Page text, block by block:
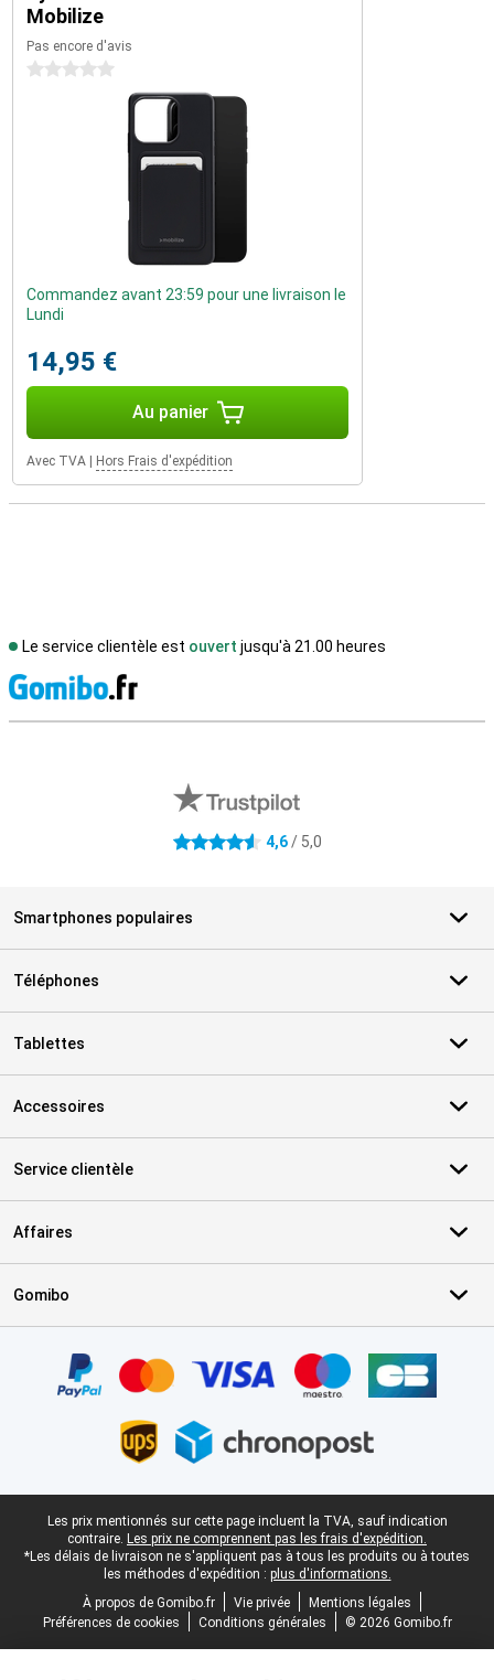
Mobilize
Pas encore d'avis
0 étoiles
Commandez avant 23:59 pour une livraison le
Lundi
14,95 €
Au panier
Avec TVA Hors Frais d'expédition
Le service clientèle est ouvert jusqu'à 21.00 heures
4.6 étoiles 4,6/ 5,0
Smartphones populaires
Téléphones
Tablettes
Accessoires
Service clientèle
Affaires
Gomibo
Pied-de-page légal
Les prix mentionnés sur cette page incluent la TVA, sauf indication
contraire. Les prix ne comprennent pas les frais d'expédition.
*Les délais de livraison ne s'appliquent pas à tous les produits ou à toutes
les méthodes d'expédition : plus d'informations.
À propos de Gomibo.fr
Vie privée
Mentions légales
Préférences de cookies
Conditions générales © 2026 Gomibo.fr